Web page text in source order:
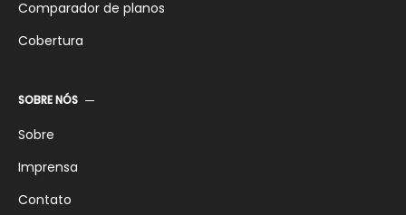
Comparador de planos
Cobertura
SOBRE NÓS
Sobre
Imprensa
Contato